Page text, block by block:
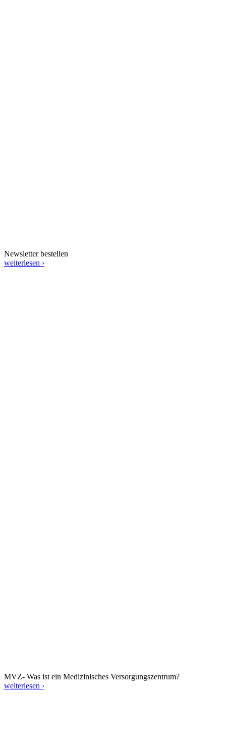
Newsletter bestellen
weiterlesen ›
MVZ- Was ist ein Medizinisches Versorgungszentrum?
weiterlesen ›